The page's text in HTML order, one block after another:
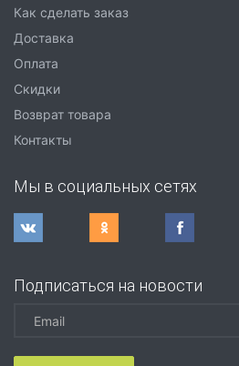
Как сделать заказ
Доставка
Оплата
Скидки
Возврат товара
Контакты
Мы в социальных сетях
Подписаться на новости